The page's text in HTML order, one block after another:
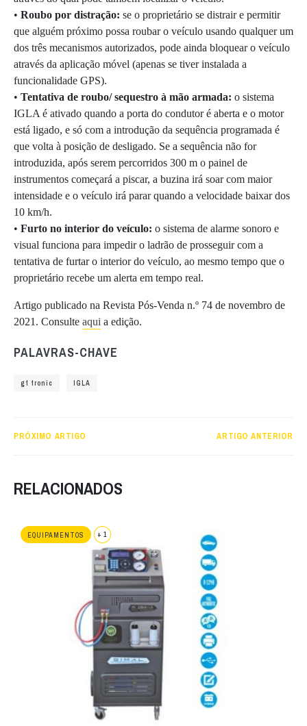
• Roubo por distração: se o proprietário se distrair e permitir
que alguém próximo possa roubar o veículo usando qualquer um
dos três mecanismos autorizados, pode ainda bloquear o veículo
através da aplicação móvel (apenas se tiver instalada a
funcionalidade GPS).
• Tentativa de roubo/ sequestro à mão armada: o sistema
IGLA é ativado quando a porta do condutor é aberta e o motor
está ligado, e só com a introdução da sequência programada é
que volta à posição de desligado. Se a sequência não for
introduzida, após serem percorridos 300 m o painel de
instrumentos começará a piscar, a buzina irá soar com maior
intensidade e o veículo irá parar quando a velocidade baixar dos
10 km/h.
• Furto no interior do veículo: o sistema de alarme sonoro e
visual funciona para impedir o ladrão de prosseguir com a
tentativa de furtar o interior do veículo, ao mesmo tempo que o
proprietário recebe um alerta em tempo real.
Artigo publicado na Revista Pós-Venda n.º 74 de novembro de
2021. Consulte aqui a edição.
PALAVRAS-CHAVE
gt tronic IGLA
PRÓXIMO ARTIGO ARTIGO ANTERIOR
RELACIONADOS
EQUIPAMENTOS + 1